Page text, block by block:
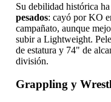
Su debilidad histórica
pesados: cayó por KO
campañato, aunque
subir a Lightweight.
de estatura y 74" de
división.
Grappling y